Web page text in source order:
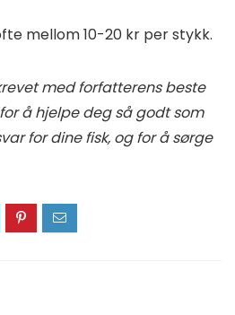
mellom 10-20 kr per stykk.
med forfatterens beste
å hjelpe deg så godt som
for dine fisk, og for å sørge